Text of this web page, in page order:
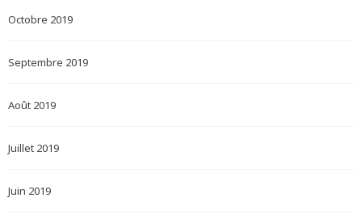
Octobre 2019
Septembre 2019
Août 2019
Juillet 2019
Juin 2019